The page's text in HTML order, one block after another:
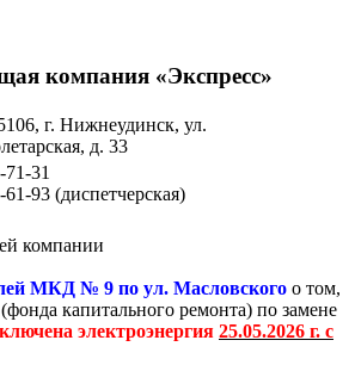
компания «Экспресс»
г. Нижнеудинск, ул.
д. 33
71-31
61-93 (диспетчерская)
компании
МКД № 9 по ул. Масловского о том,
капитального ремонта) по замене
электроэнергия 25.05.2026 г. с